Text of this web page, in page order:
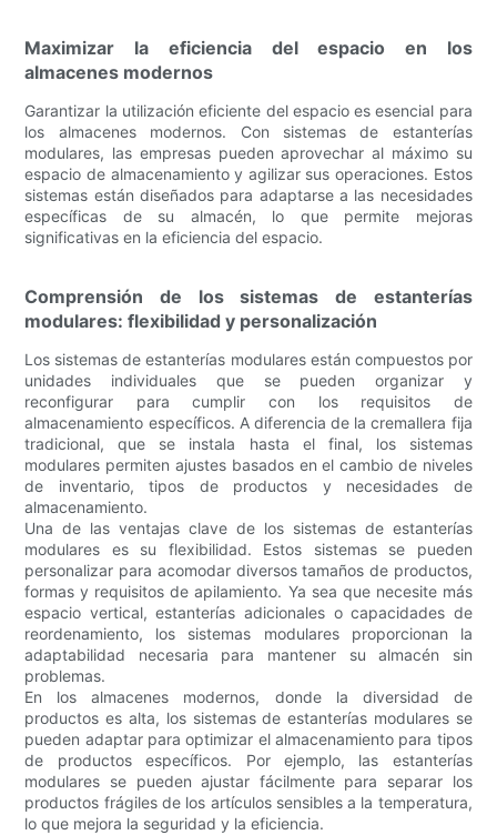
Maximizar la eficiencia del espacio en los
almacenes modernos
Garantizar la utilización eficiente del espacio es esencial para
los almacenes modernos. Con sistemas de estanterías
modulares, las empresas pueden aprovechar al máximo su
espacio de almacenamiento y agilizar sus operaciones. Estos
sistemas están diseñados para adaptarse a las necesidades
específicas de su almacén, lo que permite mejoras
significativas en la eficiencia del espacio.
Comprensión de los sistemas de estanterías
modulares: flexibilidad y personalización
Los sistemas de estanterías modulares están compuestos por
unidades individuales que se pueden organizar y
reconfigurar para cumplir con los requisitos de
almacenamiento específicos. A diferencia de la cremallera fija
tradicional, que se instala hasta el final, los sistemas
modulares permiten ajustes basados ​​en el cambio de niveles
de inventario, tipos de productos y necesidades de
almacenamiento.
Una de las ventajas clave de los sistemas de estanterías
modulares es su flexibilidad. Estos sistemas se pueden
personalizar para acomodar diversos tamaños de productos,
formas y requisitos de apilamiento. Ya sea que necesite más
espacio vertical, estanterías adicionales o capacidades de
reordenamiento, los sistemas modulares proporcionan la
adaptabilidad necesaria para mantener su almacén sin
problemas.
En los almacenes modernos, donde la diversidad de
productos es alta, los sistemas de estanterías modulares se
pueden adaptar para optimizar el almacenamiento para tipos
de productos específicos. Por ejemplo, las estanterías
modulares se pueden ajustar fácilmente para separar los
productos frágiles de los artículos sensibles a la temperatura,
lo que mejora la seguridad y la eficiencia.